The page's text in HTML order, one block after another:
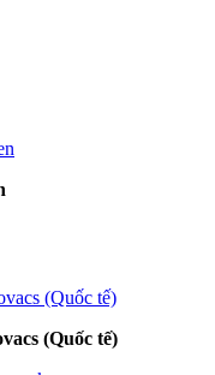
(Quốc tế)